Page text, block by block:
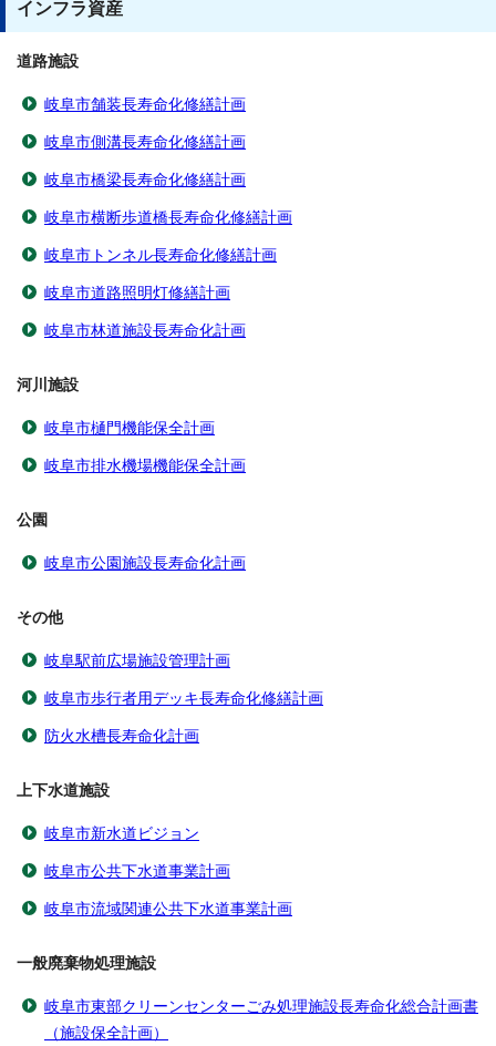
インフラ資産
道路施設
岐阜市舗装長寿命化修繕計画
岐阜市側溝長寿命化修繕計画
岐阜市橋梁長寿命化修繕計画
岐阜市横断歩道橋長寿命化修繕計画
岐阜市トンネル長寿命化修繕計画
岐阜市道路照明灯修繕計画
岐阜市林道施設長寿命化計画
河川施設
岐阜市樋門機能保全計画
岐阜市排水機場機能保全計画
公園
岐阜市公園施設長寿命化計画
その他
岐阜駅前広場施設管理計画
岐阜市歩行者用デッキ長寿命化修繕計画
防火水槽長寿命化計画
上下水道施設
岐阜市新水道ビジョン
岐阜市公共下水道事業計画
岐阜市流域関連公共下水道事業計画
一般廃棄物処理施設
岐阜市東部クリーンセンターごみ処理施設長寿命化総合計画書
（施設保全計画）